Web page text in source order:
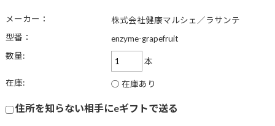
メーカー：
株式会社健康マルシェ／ラサンテ
型番：
enzyme-grapefruit
数量:
本
在庫: ○ 在庫あり
住所を知らない相手にeギフトで送る